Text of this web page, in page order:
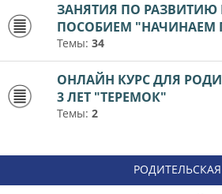
ЗАНЯТИЯ ПО РАЗВИТИЮ
ПОСОБИЕМ "НАЧИНАЕМ
Темы: 34
ОНЛАЙН КУРС ДЛЯ
3 ЛЕТ "ТЕРЕМОК"
Темы: 2
РОДИТЕЛЬСКАЯ